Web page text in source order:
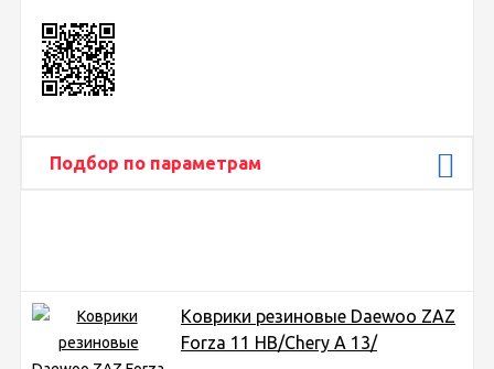
Подбор по параметрам
Коврики резиновые Daewoo ZAZ
Forza 11 HB/Chery A 13/